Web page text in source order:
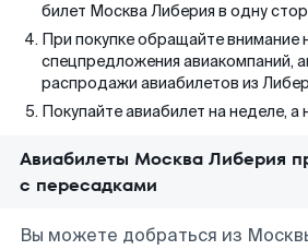
билет Москва Либерия в одну
При покупке обращайте внимание
спецпредложения авиакомпаний,
распродажи авиабилетов из
Покупайте авиабилет на неделе, а
Авиабилеты Москва Либерия
с пересадками
Вы можете добраться из